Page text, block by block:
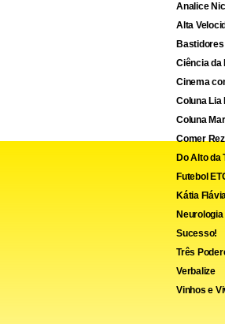
Analice
Alta
Bastidores
Ciência da
Cinema
Coluna Lia
Coluna
Comer
Do Alto da
Futebol
Kátia Flávia
Neurologia
Sucesso!
Três
Verbalize
Vinhos e